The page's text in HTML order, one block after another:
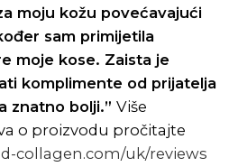
moju kožu povećavajući
sam primijetila
moje kose. Zaista je
komplimente od prijatelja
znatno bolji.” Više
o proizvodu pročitajte
collagen.com/uk/reviews